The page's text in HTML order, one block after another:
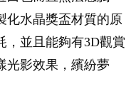
化水晶獎盃材質的原
，並且能夠有3D觀賞
光影效果，繽紛夢